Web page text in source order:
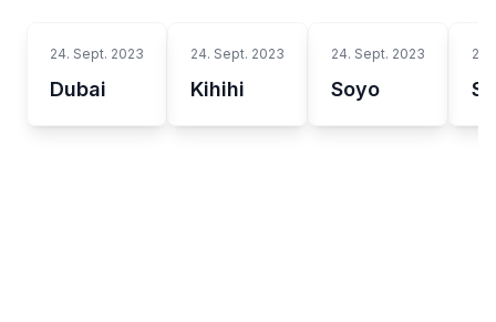
24. Sept. 2023
Dubai
24. Sept. 2023
Kihihi
24. Sept. 2023
Soyo
24.